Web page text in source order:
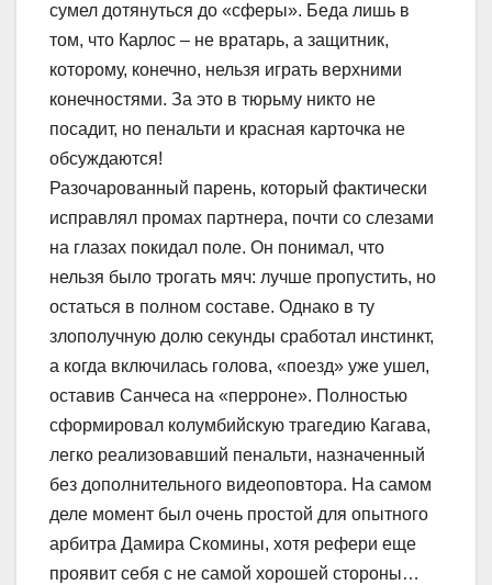
сумел дотянуться до «сферы». Беда лишь в
том, что Карлос – не вратарь, а защитник,
которому, конечно, нельзя играть верхними
конечностями. За это в тюрьму никто не
посадит, но пенальти и красная карточка не
обсуждаются!
Разочарованный парень, который фактически
исправлял промах партнера, почти со слезами
на глазах покидал поле. Он понимал, что
нельзя было трогать мяч: лучше пропустить, но
остаться в полном составе. Однако в ту
злополучную долю секунды сработал инстинкт,
а когда включилась голова, «поезд» уже ушел,
оставив Санчеса на «перроне». Полностью
сформировал колумбийскую трагедию Кагава,
легко реализовавший пенальти, назначенный
без дополнительного видеоповтора. На самом
деле момент был очень простой для опытного
арбитра Дамира Скомины, хотя рефери еще
проявит себя с не самой хорошей стороны…